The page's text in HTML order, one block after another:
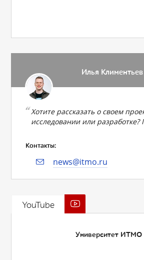
Илья Климентьев
Хотите рассказать о своем
исследовании или
Контакты:
news@itmo.ru
YouTube
Университет ИТМО